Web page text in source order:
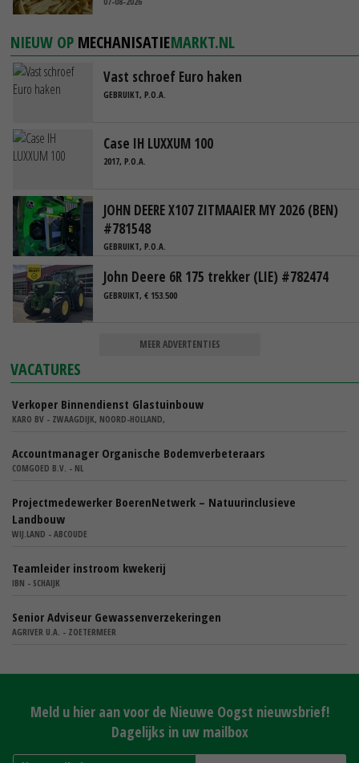
NIEUW OP MECHANISATIEMARKT.NL
Vast schroef Euro haken
GEBRUIKT, P.O.A.
Case IH LUXXUM 100
2017, P.O.A.
JOHN DEERE X107 ZITMAAIER MY 2026 (BEN)
#781548
GEBRUIKT, P.O.A.
John Deere 6R 175 trekker (LIE) #782474
GEBRUIKT, € 153.500
MEER ADVERTENTIES
VACATURES
Verkoper Binnendienst Glastuinbouw
KARO BV - ZWAAGDIJK, NOORD-HOLLAND,
Accountmanager Organische Bodemverbeteraars
COMGOED B.V. - NL
Projectmedewerker BoerenNetwerk – Natuurinclusieve
Landbouw
WIJ.LAND - ABCOUDE
Teamleider instroom kwekerij
IBN - SCHAIJK
Senior Adviseur Gewassenverzekeringen
AGRIVER U.A. - ZOETERMEER
Meld u hier aan voor de Nieuwe Oogst nieuwsbrief!
Dagelijks in uw mailbox